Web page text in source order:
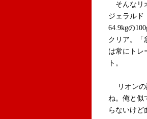
そんなリ
ジェラルド
64.9kgの
クリア。「
は常にトレ
ト。
リオンの
ね。俺と似
らないけど